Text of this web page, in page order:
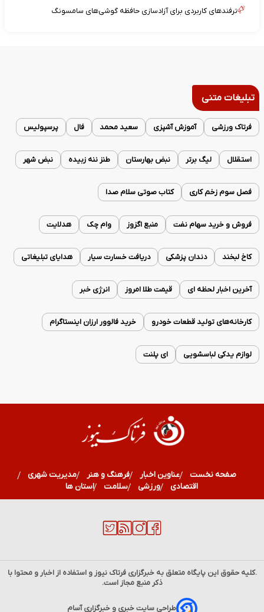
۱۶ مرداد؛ سالروز تولد بیتا بادران، بازیگری که با «آژانس
ترفندهای کاربردی برای آزادسازی حافظه گوشی‌های سامسونگ
تبلیغات متنی
فرتاک ورزشی آموزش آشپزی سعید محمد فال پرسپولیس
استقلال لیگ برتر نبض بهارستان طنز ننه زبیده نبض شهر
فصل سوم زخم کاری کتاب صوتی سلام صدا
فروش و خرید سهام نفت منبع اگزوز وام چک هدلایت
کاخ لبخند دندان پزشکی دریافت خسارت سیار هدایای تبلیغاتی
آخرین اخبار لحظه ای قیمت طلا امروز انرژی خبر
کارخانه‌های تولید قطعات خودرو خرید فالوور ارزان اینستاگرام
لوازم یدکی لباسشویی ای پلنت
صفحه نخست عناوین اخبار فرهنگ و هنر
مدیریت شهری
اقتصادی
ورزشی سلامت استان ها
.کلیه حقوق این پایگاه متعلق به خبرگزاریفرتاک نیوز و استفاده از اخبار و محتوا با
ذکر منبع مجاز است.
طراحی سایت خبری و خبرگزاری آسام